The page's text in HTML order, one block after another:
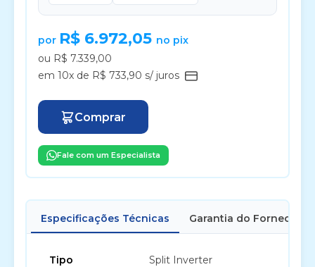
por R$ 6.972,05 no pix
ou R$ 7.339,00
em 10x de R$ 733,90 s/ juros
Comprar
Fale com um Especialista
Especificações Técnicas Garantia do Fornecedor
Tipo Split Inverter